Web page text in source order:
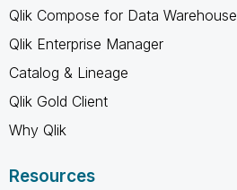
Qlik Compose for Data Warehouse
Qlik Enterprise Manager
Catalog & Lineage
Qlik Gold Client
Why Qlik
Resources